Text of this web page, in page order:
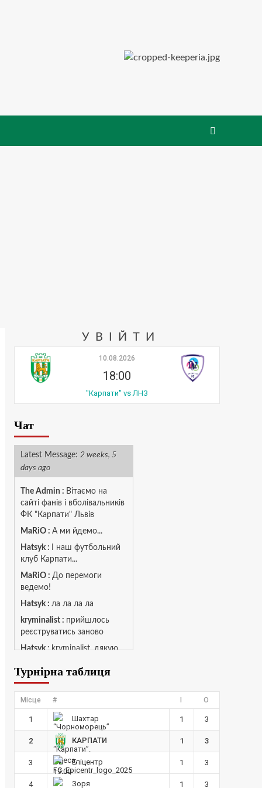
УВІЙТИ
10.08.2026
18:00
"Карпати" vs ЛНЗ
Чат
Latest Message: 2 weeks, 5
days ago
The Admin : Вітаємо на
сайті фанів і вболівальників
ФК "Карпати" Львів
MaRiO : А ми йдемо...
Hatsyk :
І наш футбольний
клуб Карпати...
MaRiO : До перемоги
ведемо!
Hatsyk : ла ла ла ла
kryminalist : прийшлось
реєструватись заново
Hatsyk :kryminalist, дякую
MaRiO :Чат потрохи
MaRiO :
Знов у клубі
бардак...
Все буде добре
Torsida_LEMBERG_1963 :
Всім привіт, знову з вами)
Турнірна таблиця
Місце # О
1 Шахтар 1 3
2 КАРПАТИ 1 3
3 Епіцентр 1 3
4 Зоря 1 3